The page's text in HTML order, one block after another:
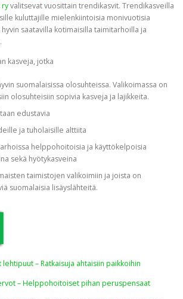
ryvalitsevat vuosittain trendikasvit. Trendikasveilla
kuluttajille mielenkiintoisia monivuotisia
saatavilla kotimaisilla taimitarhoilla ja
kasveja, jotka
suomalaisissa olosuhteissa. Valikoimassa on
olosuhteisiin sopivia kasveja ja lajikkeita.
edustavia
ja tuholaisille alttiita
helppohoitoisia ja käyttökelpoisia
sekä hyötykasveina
taimistojen valikoimiin ja joista on
suomalaisia lisäyslähteitä.
– Ratkaisuja ahtaisiin paikkoihin
– Helppohoitoiset pihan peruspensaat